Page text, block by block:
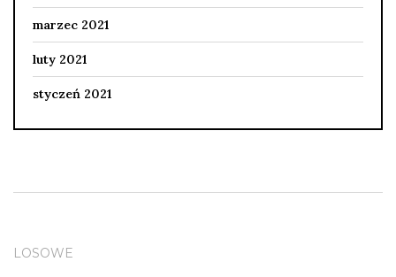
marzec 2021
luty 2021
styczeń 2021
LOSOWE